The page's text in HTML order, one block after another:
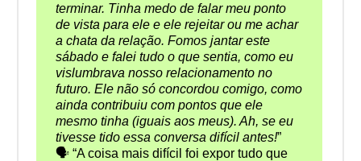
terminar. Tinha medo de falar meu ponto
de vista para ele e ele rejeitar ou me achar
a chata da relação. Fomos jantar este
sábado e falei tudo o que sentia, como eu
vislumbrava nosso relacionamento no
futuro. Ele não só concordou comigo, como
ainda contribuiu com pontos que ele
mesmo tinha (iguais aos meus). Ah, se eu
tivesse tido essa conversa difícil antes!”
🗣️ “A coisa mais difícil foi expor tudo que